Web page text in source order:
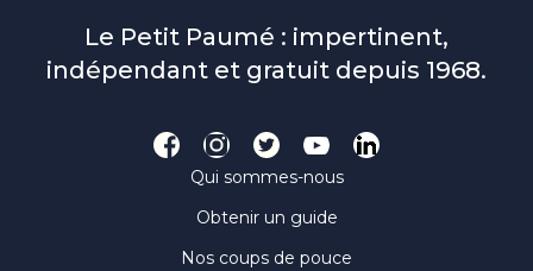
Le Petit Paumé : impertinent,
indépendant et gratuit depuis 1968.
Qui sommes-nous
Obtenir un guide
Nos coups de pouce